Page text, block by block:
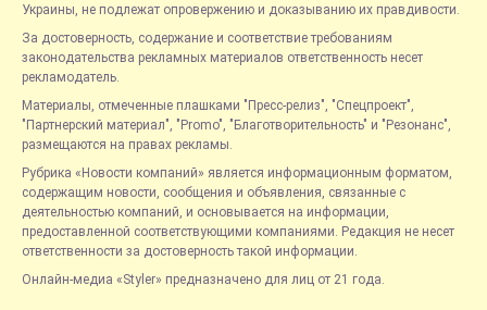
Украины, не подлежат опровержению и доказыванию их правдивости.
За достоверность, содержание и соответствие требованиям
законодательства рекламных материалов ответственность несет
рекламодатель.
Материалы, отмеченные плашками "Пресс-релиз", "Спецпроект",
"Партнерский материал", "Promo", "Благотворительность" и "Резонанс",
размещаются на правах рекламы.
Рубрика «Новости компаний» является информационным форматом,
содержащим новости, сообщения и объявления, связанные с
деятельностью компаний, и основывается на информации,
предоставленной соответствующими компаниями. Редакция не несет
ответственности за достоверность такой информации.
Онлайн-медиа «Styler» предназначено для лиц от 21 года.